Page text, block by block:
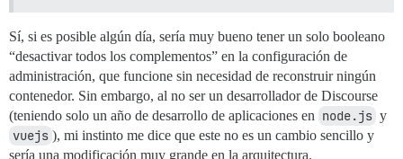
Sí, si es posible algún día, sería muy bueno tener un solo booleano
“desactivar todos los complementos” en la configuración de
administración, que funcione sin necesidad de reconstruir ningún
contenedor. Sin embargo, al no ser un desarrollador de Discourse
(teniendo solo un año de desarrollo de aplicaciones en node.js y
vuejs ), mi instinto me dice que este no es un cambio sencillo y
sería una modificación muy grande en la arquitectura.